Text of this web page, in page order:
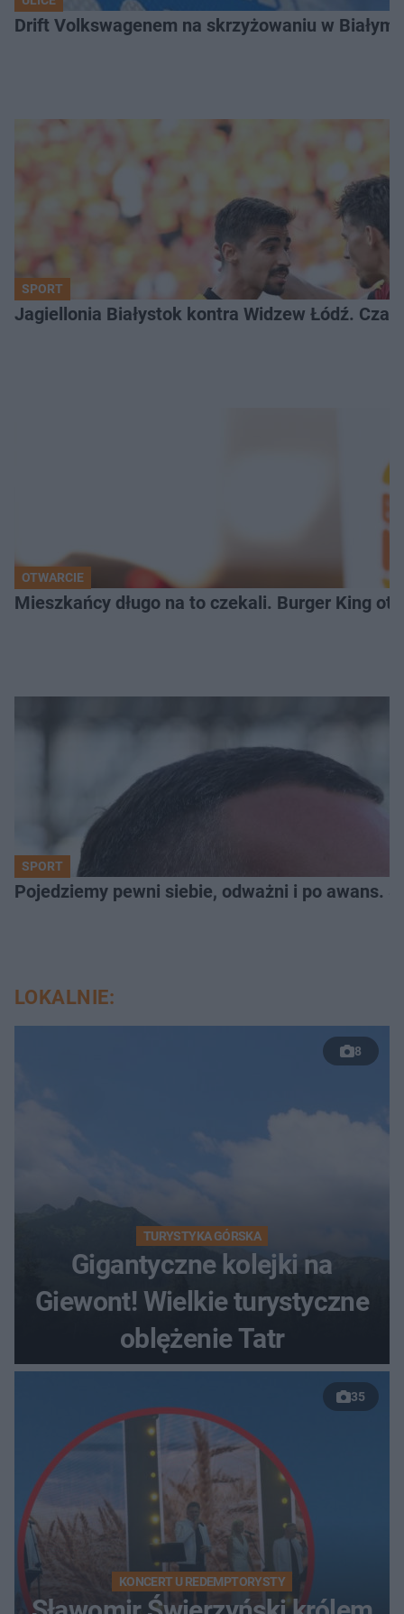
Drift Volkswagenem na skrzyżowaniu w
SPORT
Jagiellonia Białystok kontra Widzew Łódź.
OTWARCIE
Mieszkańcy długo na to czekali. Burger King
SPORT
Pojedziemy pewni siebie, odważni i po awans.
LOKALNIE:
8
TURYSTYKA GÓRSKA
Gigantyczne kolejki na
Giewont! Wielkie turystyczne
oblężenie Tatr
35
KONCERT U REDEMPTORYSTY